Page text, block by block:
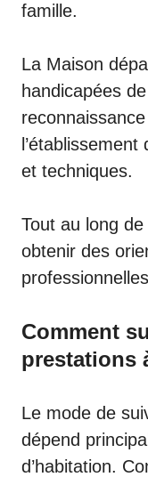
famille.
La Maison
handicapées
et techniques.
Tout au long
obtenir des
Comment
prestations
Le mode de
dépend
d’habitation.